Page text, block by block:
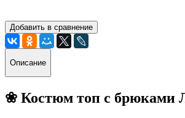
Добавить в сравнение
Описание
❀ Костюм топ с брюками